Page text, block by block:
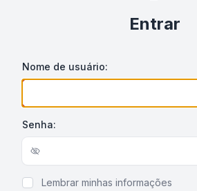
Entrar
Nome de usuário:
Senha:
Show/hide password
Lembrar minhas informações